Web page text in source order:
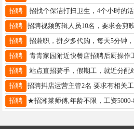
招聘
招聘
招聘
招聘
招聘
招聘
招聘